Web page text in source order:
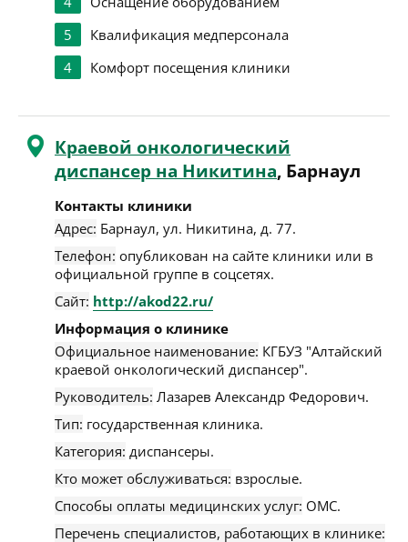
5
Квалификация медперсонала
4
Комфорт посещения клиники
Краевой онкологический
диспансер на Никитина, Барнаул
Контакты клиники
Адрес: Барнаул, ул. Никитина, д. 77.
Телефон: опубликован на сайте клиники или в
официальной группе в соцсетях.
Сайт: http://akod22.ru/
Информация о клинике
Официальное наименование: КГБУЗ "Алтайский
краевой онкологический диспансер".
Руководитель: Лазарев Александр Федорович.
Тип: государственная клиника.
Категория: диспансеры.
Кто может обслуживаться: взрослые.
Способы оплаты медицинских услуг: ОМС.
Перечень специалистов, работающих в клинике: